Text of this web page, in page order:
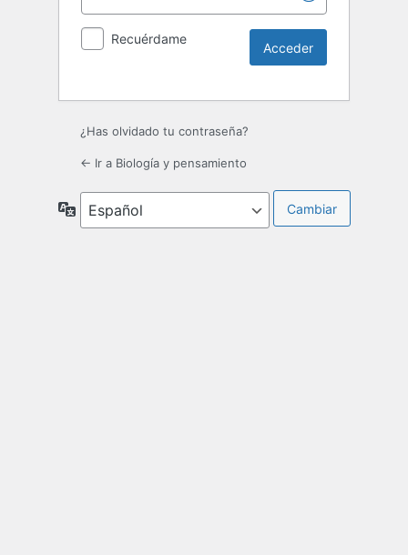
Recuérdame
¿Has olvidado tu contraseña?
← Ir a Biología y pensamiento
Idioma